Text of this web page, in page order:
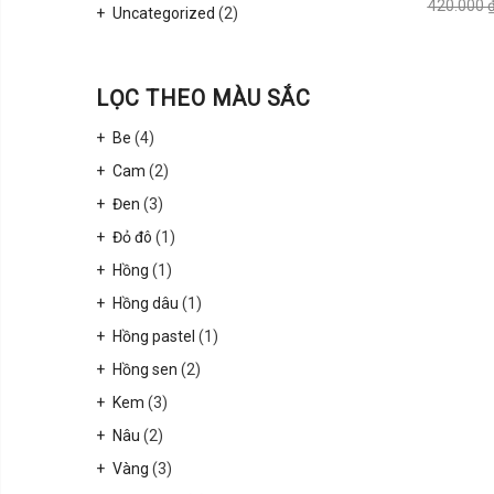
420.000
Uncategorized (2)
LỌC THEO MÀU SẮC
Be (4)
Cam (2)
Đen (3)
Đỏ đô (1)
Hồng (1)
Hồng dâu (1)
Hồng pastel (1)
Hồng sen (2)
Kem (3)
Nâu (2)
Vàng (3)